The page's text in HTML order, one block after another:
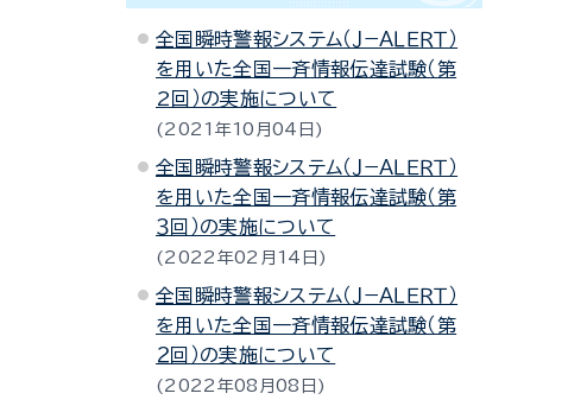
全国瞬時警報システム（Ｊ−ＡＬＥＲＴ）
を用いた全国一斉情報伝達試験（第
2回）の実施について
2021年10月04日
全国瞬時警報システム（Ｊ−ＡＬＥＲＴ）
を用いた全国一斉情報伝達試験（第
３回）の実施について
2022年02月14日
全国瞬時警報システム（Ｊ−ＡＬＥＲＴ）
を用いた全国一斉情報伝達試験（第
２回）の実施について
2022年08月08日